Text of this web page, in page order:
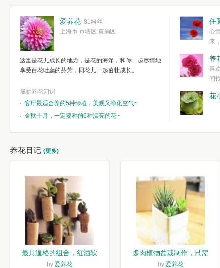
爱养花 81粉丝
上海市 市辖区 黄浦区
这里是花儿成长的地方，是花的海洋，和你一起尽情地
享受百花吐蕊的芬芳，同花儿一起茁壮成长。
最新养花知识
客厅最适合养的5种绿植，美观又净化空气~
金秋十月，一定要种的6种漂亮的花~
任
心
来
简单愉快的心
我们自己复杂
养
喜
间
花
养花日记 (更多)
最具逼格的组合，红酒软
木塞diy多肉植物盆栽
by 爱养花
多肉植物盆栽制作，只需
简单6步
by 爱养花